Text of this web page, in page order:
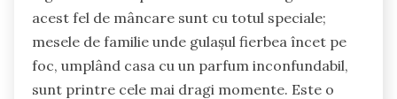
acest fel de mâncare sunt cu totul speciale;
mesele de familie unde gulașul fierbea încet pe
foc, umplând casa cu un parfum inconfundabil,
sunt printre cele mai dragi momente. Este o